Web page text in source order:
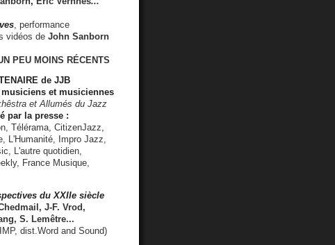
, performance
vidéos de John Sanborn
PEU MOINS RÉCENTS
de JJB
musiciens et musiciennes
et Allumés du Jazz
par la presse :
Télérama, CitizenJazz,
L'Humanité, Impro Jazz,
L'autre quotidien,
France Musique,
du XXIIe siècle
J-F. Vrod,
S. Lemêtre...
dist.Word and Sound)